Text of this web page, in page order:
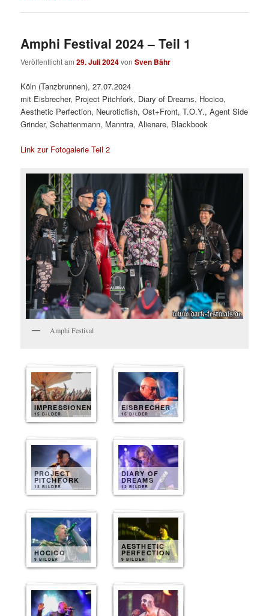
Amphi Festival 2024 – Teil 1
Veröffentlicht am29. Juli 2024vonSven Bähr
Köln (Tanzbrunnen), 27.07.2024
mit Eisbrecher, Project Pitchfork, Diary of Dreams, Hocico,
Aesthetic Perfection, Neuroticfish, Ost+Front, T.O.Y., Agent Side
Grinder, Schattenmann, Manntra, Alienare, Blackbook
Link zur Fotogalerie Teil 2
Amphi Festival
IMPRESSIONEN
15 BILDER
EISBRECHER
15 BILDER
PROJECT
PITCHFORK
13 BILDER
DIARY OF
DREAMS
12 BILDER
HOCICO
9 BILDER
AESTHETIC
PERFECTION
9 BILDER